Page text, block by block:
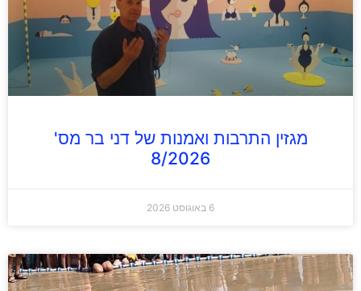
מגזין התרבות ואמנות של דני בר מס'
8/2026
6 באוגוסט 2026